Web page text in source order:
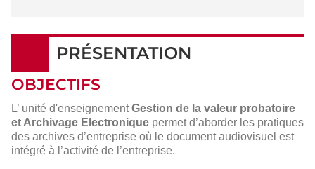
PRÉSENTATION
OBJECTIFS
L’ unité d'enseignementGestion de la valeur probatoire
et Archivage Electronique permet d’aborder les pratiques
des archives d’entreprise où le document audiovisuel est
intégré à l’activité de l’entreprise.